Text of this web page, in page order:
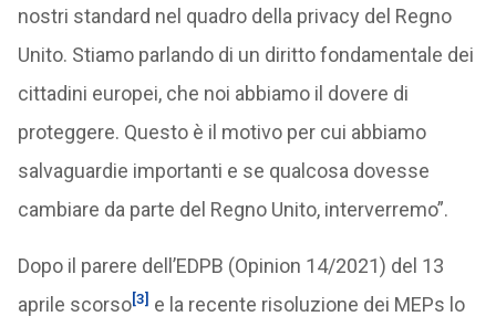
nostri standard nel quadro della privacy del Regno
Unito. Stiamo parlando di un diritto fondamentale dei
cittadini europei, che noi abbiamo il dovere di
proteggere. Questo è il motivo per cui abbiamo
salvaguardie importanti e se qualcosa dovesse
cambiare da parte del Regno Unito, interverremo”.
Dopo il parere dell’EDPB (Opinion 14/2021) del 13
aprile scorso[3] e la recente risoluzione dei MEPs lo